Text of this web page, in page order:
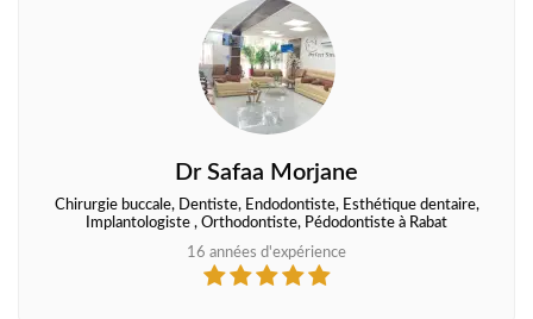
Dr Safaa Morjane
Chirurgie buccale, Dentiste, Endodontiste, Esthétique dentaire,
Implantologiste , Orthodontiste, Pédodontiste à Rabat
16 années d'expérience